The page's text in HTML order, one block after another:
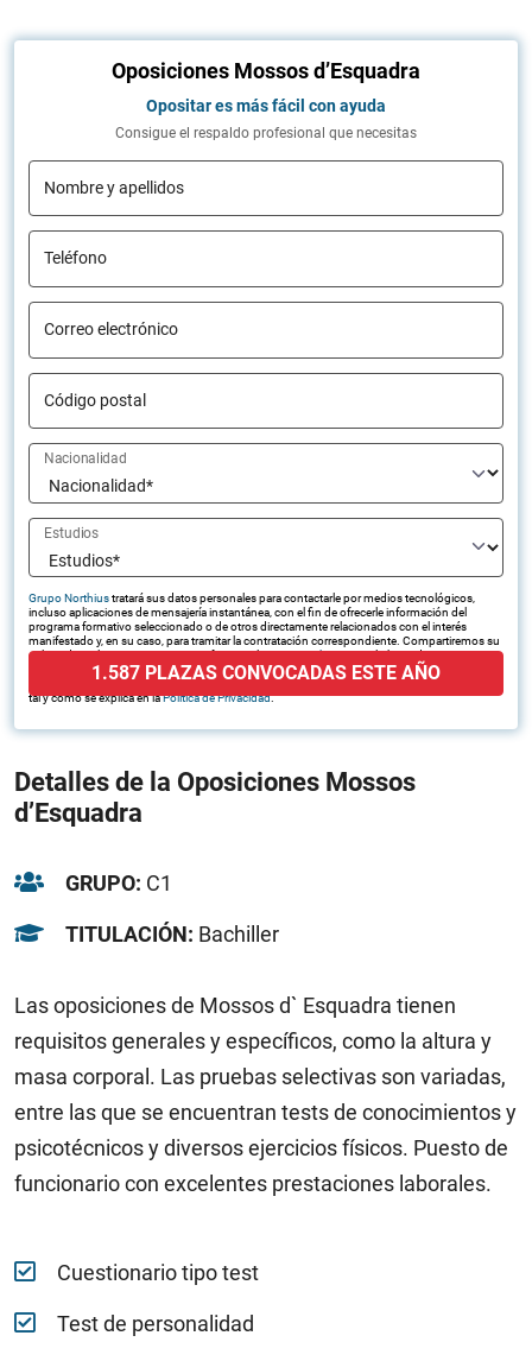
Oposiciones Mossos d’Esquadra
Opositar es más fácil con ayuda
Consigue el respaldo profesional que necesitas
Nombre y apellidos
Teléfono
Correo electrónico
Código postal
Nacionalidad
Estudios
Grupo Northiustratará sus datos personales para contactarle por medios tecnológicos,
incluso aplicaciones de mensajería instantánea, con el fin de ofrecerle información del
programa formativo seleccionado o de otros directamente relacionados con el interés
manifestado y, en su caso, para tramitar la contratación correspondiente. Compartiremos su
solicitud con las empresas que conforman el
puedan hacerle llegar la mejor oferta de productos y servicios de acuerdo a su petición.
tal y como se explica en laPolítica de Privacidad.
1.587 PLAZAS CONVOCADAS ESTE AÑO
Detalles de la Oposiciones Mossos
d’Esquadra
GRUPO: C1
TITULACIÓN: Bachiller
Las oposiciones de Mossos d` Esquadra tienen
requisitos generales y específicos, como la altura y
masa corporal. Las pruebas selectivas son variadas,
entre las que se encuentran tests de conocimientos y
psicotécnicos y diversos ejercicios físicos. Puesto de
funcionario con excelentes prestaciones laborales.
Cuestionario tipo test
Test de personalidad